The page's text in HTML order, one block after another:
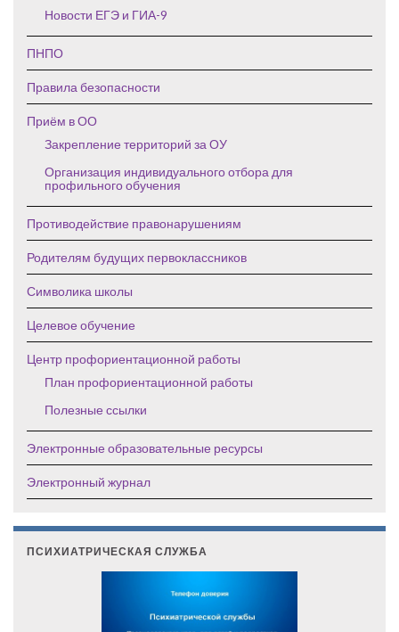
Новости ЕГЭ и ГИА-9
ПНПО
Правила безопасности
Приём в ОО
Закрепление территорий за ОУ
Организация индивидуального отбора для
профильного обучения
Противодействие правонарушениям
Родителям будущих первоклассников
Символика школы
Целевое обучение
Центр профориентационной работы
План профориентационной работы
Полезные ссылки
Электронные образовательные ресурсы
Электронный журнал
ПСИХИАТРИЧЕСКАЯ СЛУЖБА